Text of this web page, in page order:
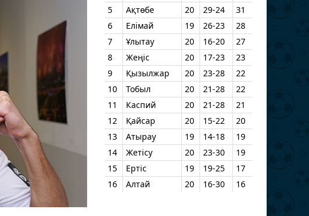
5
Ақтөбе 20 29-24
31
6
Елімай 19 26-23
28
7
Ұлытау 20 16-20
27
8
Жеңіс 20 17-23
23
9
Қызылжар 20 23-28
22
10
Тобыл 20 21-28
22
11
Каспий 20 21-28
21
12
Қайсар 20 15-22
20
13
Атырау 19 14-18
19
14
Жетісу 20 23-30
19
15
Ертіс 19 19-25
17
16
Алтай 20 16-30 16